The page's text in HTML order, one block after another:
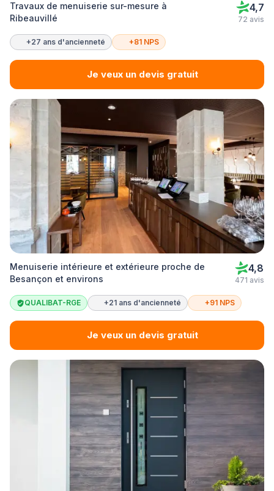
Travaux de menuiserie sur-mesure à
Ribeauvillé
4,7
72 avis
+27 ans d'ancienneté +81 NPS
Je veux un devis gratuit
Menuiserie intérieure et extérieure proche de
Besançon et environs
4,8
471 avis
QUALIBAT-RGE +21 ans d'ancienneté +91 NPS
Je veux un devis gratuit